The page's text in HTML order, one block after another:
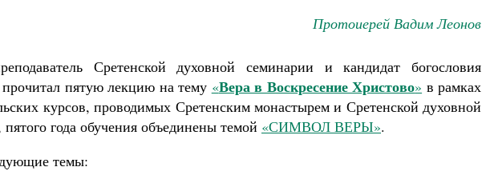
Протоиерей Вадим Леонов
Сретенской духовной семинарии и кандидат богословия
прочитал пятую лекцию на тему «Вера в Воскресение Христово» в рамках
курсов, проводимых Сретенским монастырем и Сретенской духовной
года обучения объединены темой «СИМВОЛ ВЕРЫ».
темы: